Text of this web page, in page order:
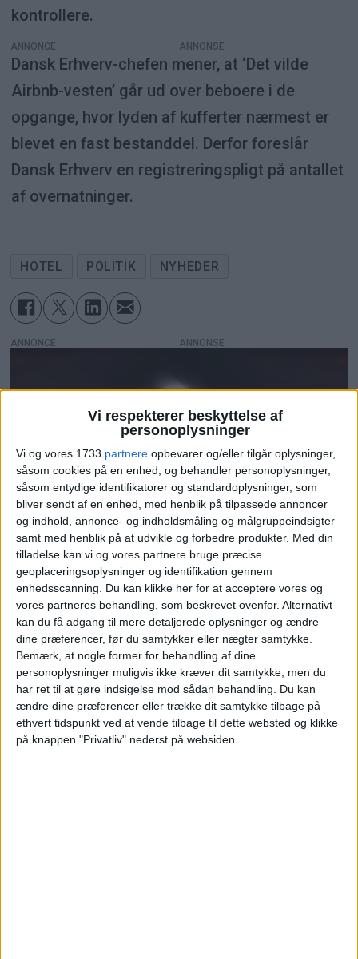
Vi respekterer beskyttelse af
personoplysninger
Vi og vores 1733 partnere opbevarer og/eller tilgår oplysninger,
såsom cookies på en enhed, og behandler personoplysninger,
såsom entydige identifikatorer og standardoplysninger, som
bliver sendt af en enhed, med henblik på tilpassede annoncer
og indhold, annonce- og indholdsmåling og målgruppeindsigter
samt med henblik på at udvikle og forbedre produkter. Med din
tilladelse kan vi og vores partnere bruge præcise
geoplaceringsoplysninger og identifikation gennem
enhedsscanning. Du kan klikke her for at acceptere vores og
vores partneres behandling, som beskrevet ovenfor. Alternativt
kan du få adgang til mere detaljerede oplysninger og ændre
dine præferencer, før du samtykker eller nægter samtykke.
Bemærk, at nogle former for behandling af dine
personoplysninger muligvis ikke kræver dit samtykke, men du
har ret til at gøre indsigelse mod sådan behandling.
Du kan
ændre dine præferencer eller trække dit samtykke tilbage på
ethvert tidspunkt ved at vende tilbage til dette websted og klikke
på knappen "Privatliv" nederst på websiden.
kontrollere.
ANNONCE
Dansk Erhverv-chefen mener, at ‘Det vilde
Airbnb-vesten’ går ud over beboere i de
opgange, hvor lyden af kufferter nærmest er
blevet en fast bestanddel. Derfor foreslår
Dansk Erhverv en registreringspligt på antallet
af overnatninger.
HOTEL POLITIK NYHEDER
ANNONCE
Her kan du opleve
total
solformørkelse